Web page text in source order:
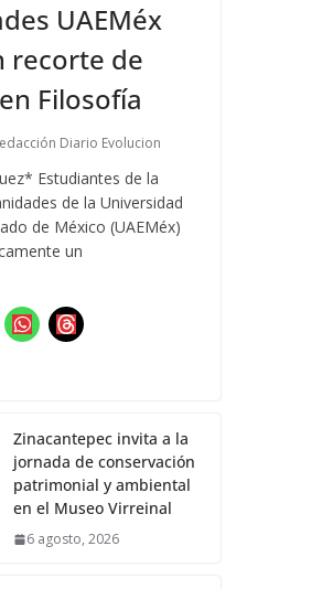
UAEMéx
recorte de
Filosofía
Diario Evolucion
Estudiantes de la
de la Universidad
de México (UAEMéx)
un
Zinacantepec invita a la
jornada de conservación
patrimonial y ambiental
en el Museo Virreinal
6 agosto, 2026